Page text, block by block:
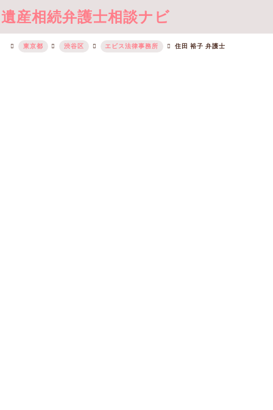
遺産相続弁護士相談ナビ
東京都 渋谷区 エビス法律事務所 住田 裕子 弁護士